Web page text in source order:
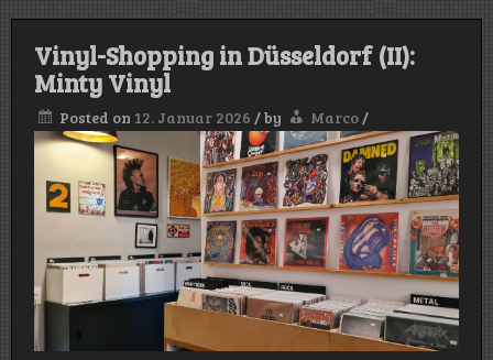
Vinyl-Shopping in Düsseldorf (II):
Minty Vinyl
Posted on 12. Januar 2026 /by Marco/